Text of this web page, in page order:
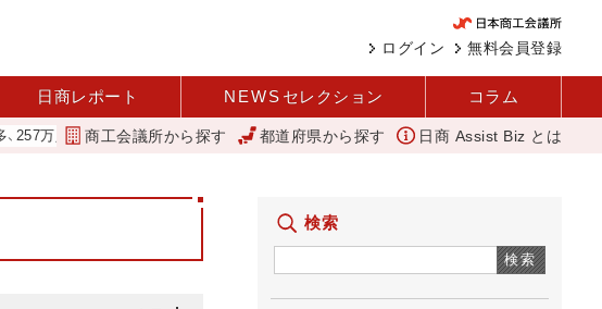
無料会員登録
ログイン
日商レポート NEWS セレクション コラム
に 厚労省 「あったらいいね」を商品化 視点を変えて壁を越える女性経営者 西谷
商工会議所から探す 都道府県から探す 日商 Assist Biz とは
検索
検索